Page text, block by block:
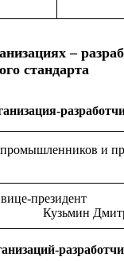
–
стандарта
и
президент
Кузьмин